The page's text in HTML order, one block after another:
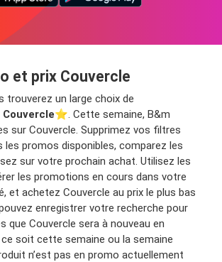
et prix Couvercle
trouverez un large choix de
⭐️. Cette semaine, B&m
sur Couvercle. Supprimez vos filtres
promos disponibles, comparez les
sur votre prochain achat. Utilisez les
les promotions en cours dans votre
et achetez Couvercle au prix le plus bas
enregistrer votre recherche pour
que Couvercle sera à nouveau en
soit cette semaine ou la semaine
n’est pas en promo actuellement